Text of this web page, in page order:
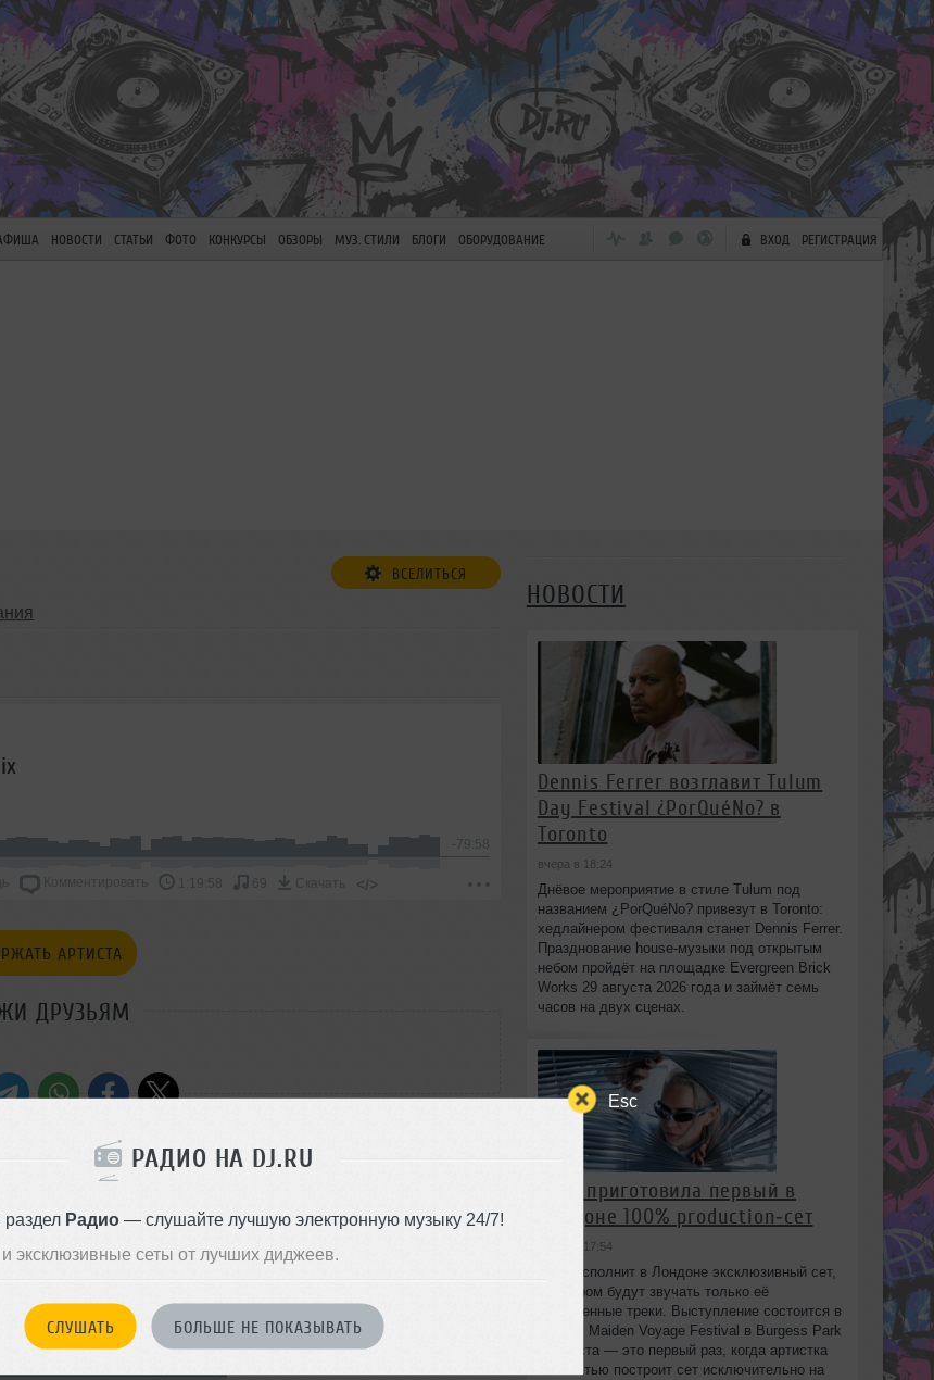
Esc
РАДИО НА DJ.RU
раздел Радио— слушайте лучшую электронную музыку 24/7!
эксклюзивные сеты от лучших диджеев.
СЛУШАТЬ БОЛЬШЕ НЕ ПОКАЗЫВАТЬ
НОВОСТИ СТАТЬИ ФОТО КОНКУРСЫ ОБЗОРЫ МУЗ. СТИЛИ БЛОГИ ОБОРУДОВАНИЕ ВХОД РЕГИСТРАЦИЯ
ВСЕЛИТЬСЯ
-79:58
Комментировать 1:19:58 69 Скачать </>
АРТИСТА
ДРУЗЬЯМ
51 MB, 320 kbps MP3 70
House
Стиль:
НОВОСТИ
Dennis Ferrer возглавит Tulum
Day Festival ¿PorQuéNo? в
Toronto
вчера в 18:24
Днёвое мероприятие в стиле Tulum под
названием ¿PorQuéNo? привезут в Toronto:
хедлайнером фестиваля станет Dennis Ferrer.
Празднование house-музыки под открытым
небом пройдёт на площадке Evergreen Brick
Works 29 августа 2026 года и займёт семь
часов на двух сценах.
HAAi приготовила первый в
Лондоне 100% production‑сет
вчера в 17:54
HAAi исполнит в Лондоне эксклюзивный сет,
в котором будут звучать только её
собственные треки. Выступление состоится в
рамках Maiden Voyage Festival в Burgess Park
8 августа — это первый раз, когда артистка
полностью построит сет исключительно на